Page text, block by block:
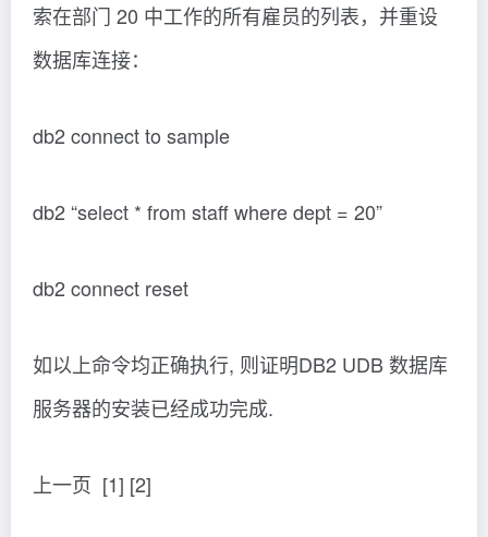
索在部门 20 中工作的所有雇员的列表，并重设
数据库连接：
db2 connect to sample
db2 “select * from staff where dept = 20”
db2 connect reset
如以上命令均正确执行, 则证明DB2 UDB 数据库
服务器的安装已经成功完成.
上一页 [1] [2]